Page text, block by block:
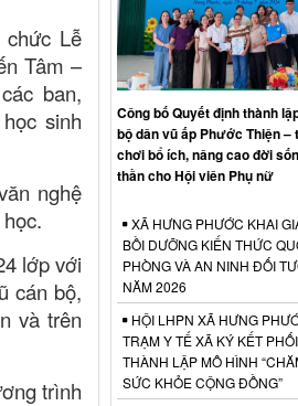
chức Lễ
Tâm –
ban,
sinh
nghệ
lớp với
cán bộ,
và trên
trình
Công bố Quyết định thành
bộ dân vũ ấp Phước Thiện –
chơi bổ ích, nâng cao đời
thần cho Hội viên Phụ nữ
XÃ HƯNG PHƯỚC KHAI
BỒI DƯỠNG KIẾN THỨC
PHÒNG VÀ AN NINH ĐỐI
NĂM 2026
HỘI LHPN XÃ HƯNG
TRẠM Y TẾ XÃ KÝ KẾT
THÀNH LẬP MÔ HÌNH
SỨC KHỎE CỘNG ĐỒNG”